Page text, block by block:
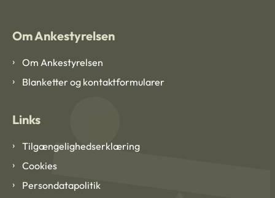
Om Ankestyrelsen
Om Ankestyrelsen
Blanketter og kontaktformularer
Links
Tilgængelighedserklæring
Cookies
Persondatapolitik